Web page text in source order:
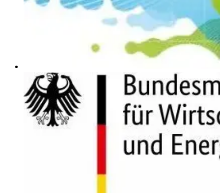
Federwiege aus BIO-Baumwolle inkl. Motor